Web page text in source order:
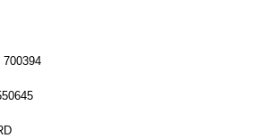
700394